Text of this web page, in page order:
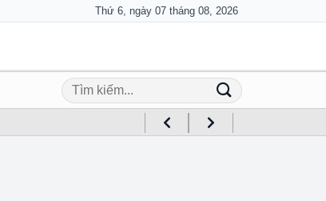
Thứ 6, ngày 07 tháng 08, 2026